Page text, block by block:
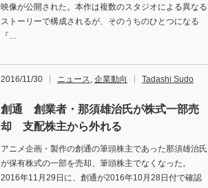
映像が公開された。本作は複数のスタジオによる異なる
ストーリーで構成されるが、そのうちのひとつになる
『…
2016/11/30 ニュース, 企業動向 Tadashi Sudo
創通 創業者・那須雄治氏が株式一部売
却 支配株主から外れる
アニメ企画・製作の創通の筆頭株主であった那須雄治氏
が保有株式の一部を売却、筆頭株主でなくなった。
2016年11月29日に、創通が2016年10月28日付で確認